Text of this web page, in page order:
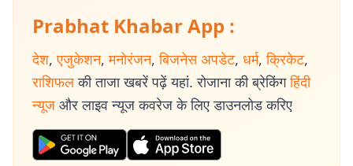
Prabhat Khabar App :
देश, एजुकेशन, मनोरंजन, बिजनेस अपडेट, धर्म, क्रिकेट,
राशिफल की ताजा खबरें पढ़ें यहां. रोजाना की ब्रेकिंग हिंदी
न्यूज और लाइव न्यूज कवरेज के लिए डाउनलोड करिए